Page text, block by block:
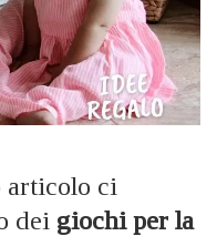
articolo ci
dei giochi per la